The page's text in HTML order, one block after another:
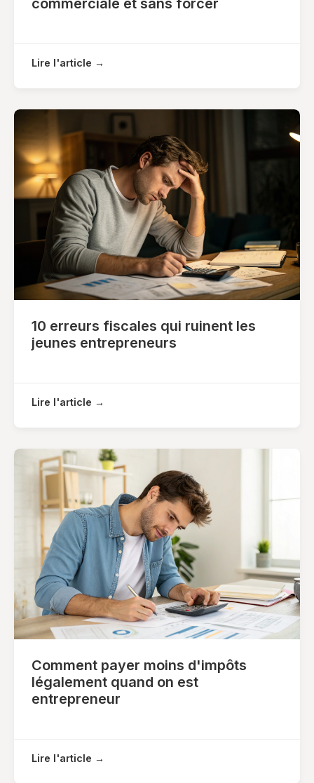
Lire l'article →
10 erreurs fiscales qui ruinent les
jeunes entrepreneurs
Lire l'article →
Comment payer moins d'impôts
légalement quand on est
entrepreneur
Lire l'article →